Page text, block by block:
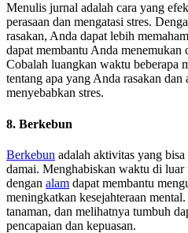
Menulis jurnal adalah cara yang
perasaan dan mengatasi stres.
rasakan, Anda dapat lebih
dapat membantu Anda menemukan
Cobalah luangkan waktu beberapa
tentang apa yang Anda rasakan
menyebabkan stres.
8. Berkebun
Berkebun adalah aktivitas yang
damai. Menghabiskan waktu di luar
dengan alam dapat membantu
meningkatkan kesejahteraan
tanaman, dan melihatnya tumbuh
pencapaian dan kepuasan.